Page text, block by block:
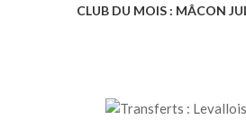
CLUB DU MOIS : MÂCON